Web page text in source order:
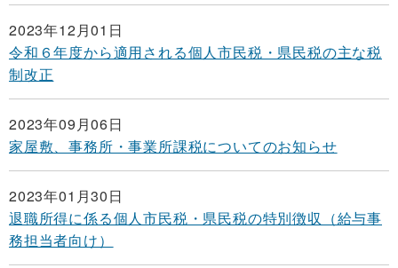
2023年12月01日
令和６年度から適用される個人市民税・県民税の主な税
制改正
2023年09月06日
家屋敷、事務所・事業所課税についてのお知らせ
2023年01月30日
退職所得に係る個人市民税・県民税の特別徴収（給与事
務担当者向け）